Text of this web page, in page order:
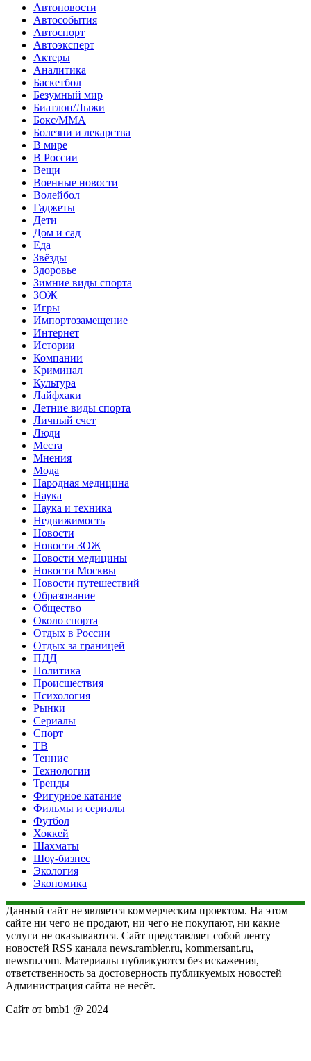
Автоновости
Автособытия
Автоспорт
Автоэксперт
Актеры
Аналитика
Баскетбол
Безумный мир
Биатлон/Лыжи
Бокс/MMA
Болезни и лекарства
В мире
В России
Вещи
Военные новости
Волейбол
Гаджеты
Дети
Дом и сад
Еда
Звёзды
Здоровье
Зимние виды спорта
ЗОЖ
Игры
Импортозамещение
Интернет
Истории
Компании
Криминал
Культура
Лайфхаки
Летние виды спорта
Личный счет
Люди
Места
Мнения
Мода
Народная медицина
Наука
Наука и техника
Недвижимость
Новости
Новости ЗОЖ
Новости медицины
Новости Москвы
Новости путешествий
Образование
Общество
Около спорта
Отдых в России
Отдых за границей
ПДД
Политика
Происшествия
Психология
Рынки
Сериалы
Спорт
ТВ
Теннис
Технологии
Тренды
Фигурное катание
Фильмы и сериалы
Футбол
Хоккей
Шахматы
Шоу-бизнес
Экология
Экономика
Данный сайт не является коммерческим проектом. На этом
сайте ни чего не продают, ни чего не покупают, ни какие
услуги не оказываются. Сайт представляет собой ленту
новостей RSS канала news.rambler.ru, kommersant.ru,
newsru.com. Материалы публикуются без искажения,
ответственность за достоверность публикуемых новостей
Администрация сайта не несёт.
Сайт от bmb1 @ 2024